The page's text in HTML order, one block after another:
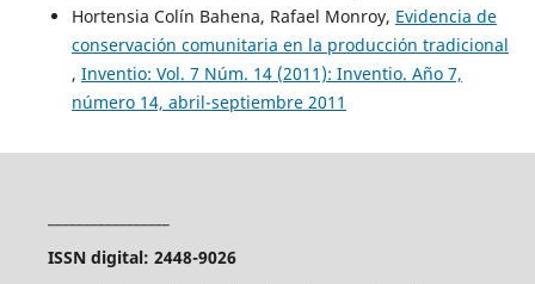
Hortensia Colín Bahena, Rafael Monroy, Evidencia de
conservación comunitaria en la producción tradicional
, Inventio: Vol. 7 Núm. 14 (2011): Inventio. Año 7,
número 14, abril-septiembre 2011
ISSN digital: 2448-9026